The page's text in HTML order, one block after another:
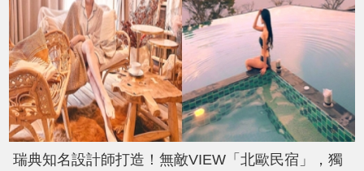
瑞典知名設計師打造！無敵VIEW「北歐民宿」，獨